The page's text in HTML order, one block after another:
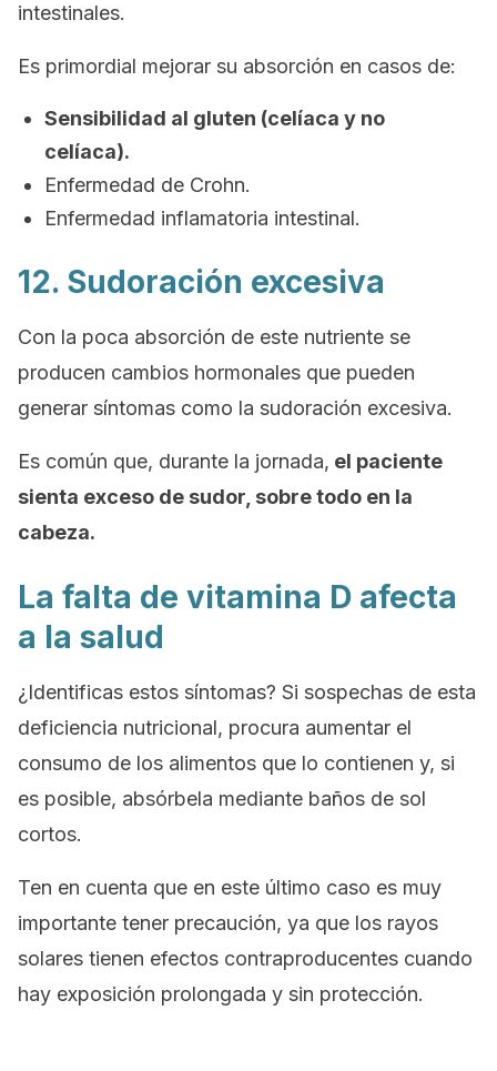
intestinales.
Es primordial mejorar su absorción en casos de:
Sensibilidad al gluten (celíaca y no
celíaca).
Enfermedad de Crohn.
Enfermedad inflamatoria intestinal.
12. Sudoración excesiva
Con la poca absorción de este nutriente se
producen cambios hormonales que pueden
generar síntomas como la sudoración excesiva.
Es común que, durante la jornada, el paciente
sienta exceso de sudor, sobre todo en la
cabeza.
La falta de vitamina D afecta
a la salud
¿Identificas estos síntomas? Si sospechas de esta
deficiencia nutricional, procura aumentar el
consumo de los alimentos que lo contienen y, si
es posible, absórbela mediante baños de sol
cortos.
Ten en cuenta que en este último caso es muy
importante tener precaución, ya que los rayos
solares tienen efectos contraproducentes cuando
hay exposición prolongada y sin protección.